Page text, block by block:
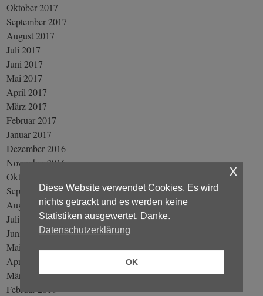
Oktober 2017
September 2017
August 2017
Juli 2017
Juni 2017
Mai 2017
April 2017
März 2017
Februar 2017
Januar 2017
Dezember 2016
November 2016
Oktober 2016
September 2016
August 2016
Juli 2016
Juni 2016
Mai 2016
April 2016
März 2016
Februar 2016
Diese Website verwendet Cookies. Es wird
nichts getrackt und es werden keine
Statistiken ausgewertet. Danke.
Datenschutzerklärung
OK
x